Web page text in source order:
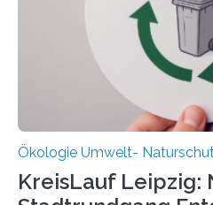
Forschungsprojekt an der
zwei weitere Jahre mit rund
freuen uns sehr über…
Ökologie Umwelt-
KreisLauf Leipzig: